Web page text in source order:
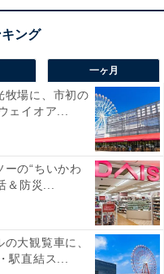
め、狭いスペースでも
大きなメリット。これ1
軽に変わりますね。
ラシック」の口コミ
シック」には以下のよ
一ヶ月
牧場に、市初の
ェイオア...
ーの“ちいかわ
＆防災...
大観覧車に、
駅直結ス...